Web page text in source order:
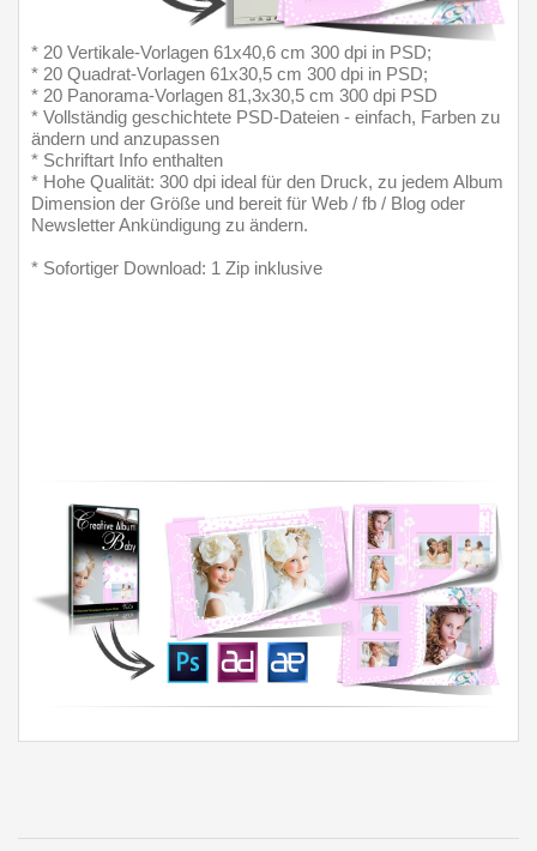
* 20 Vertikale-Vorlagen 61x40,6 cm 300 dpi in PSD;
* 20 Quadrat-Vorlagen 61x30,5 cm 300 dpi in PSD;
* 20 Panorama-Vorlagen 81,3x30,5 cm 300 dpi PSD
* Vollständig geschichtete PSD-Dateien - einfach, Farben zu
ändern und anzupassen
* Schriftart Info enthalten
* Hohe Qualität: 300 dpi ideal für den Druck, zu jedem Album
Dimension der Größe und bereit für Web / fb / Blog oder
Newsletter Ankündigung zu ändern.
* Sofortiger Download: 1 Zip inklusive